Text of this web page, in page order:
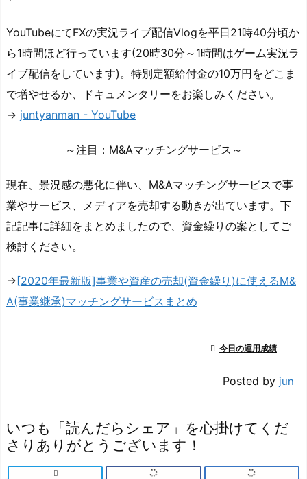
YouTubeにてFXの実況ライブ配信Vlogを平日21時40分頃か
ら1時間ほど行っています(20時30分～1時間はゲーム実況ラ
イブ配信をしています)。特別定額給付金の10万円をどこま
で増やせるか、ドキュメンタリーをお楽しみください。
→ juntyanman - YouTube
～注目：M&Aマッチングサービス～
現在、景況感の悪化に伴い、M&Aマッチングサービスで事
業やサービス、メディアを売却する動きが出ています。下
記記事に詳細をまとめましたので、資金繰りの案としてご
検討ください。
→ [2020年最新版]事業や資産の売却(資金繰り)に使えるM&
A(事業継承)マッチングサービスまとめ
 今日の運用成績
Posted by jun
いつも「読んだらシェア」を心掛けてくだ
さりありがとうございます！
